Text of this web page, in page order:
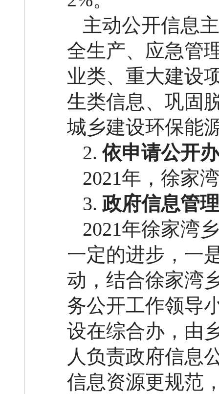
主动公开信息
全生产、应急管
业类、重大建设
生类信息、巩固
城乡建设环保能
2.依申请公开
2021年，徐家
3.政府信息管
2021年徐家湾
一定的进步，一
动，结合徐家湾
务公开工作领导
设在综合办，由
人负责政府信息
信息资源更规范